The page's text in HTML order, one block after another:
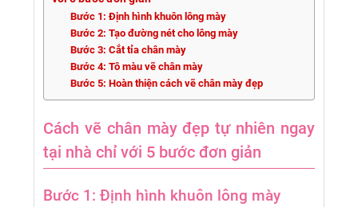
Bước 1: Định hình khuôn lông mày
Bước 2: Tạo đường nét cho lông mày
Bước 3: Cắt tỉa chân mày
Bước 4: Tô màu vẽ chân mày
Bước 5: Hoàn thiện cách vẽ chân mày đẹp
Cách vẽ chân mày đẹp tự nhiên ngay
tại nhà chỉ với 5 bước đơn giản
Bước 1: Định hình khuôn lông mày